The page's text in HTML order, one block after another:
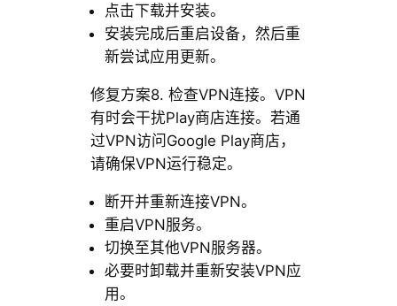
点击下载并安装。
安装完成后重启设备，然后重
新尝试应用更新。
修复方案8. 检查VPN连接。VPN
有时会干扰Play商店连接。若通
过VPN访问Google Play商店，
请确保VPN运行稳定。
断开并重新连接VPN。
重启VPN服务。
切换至其他VPN服务器。
必要时卸载并重新安装VPN应
用。